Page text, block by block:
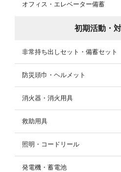
オフィス・エレベーター備蓄
初期活動・
非常持ち出しセット・備蓄セット
防災頭巾・ヘルメット
消火器・消火用具
救助用具
照明・コードリール
発電機・蓄電池